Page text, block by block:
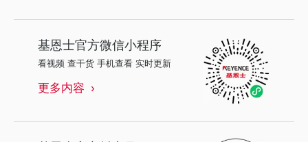
基恩士官方微信小程序
看视频 查干货 手机查看 实时更新
更多内容